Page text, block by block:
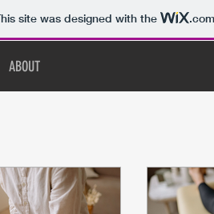
site was designed with the .com
ABOUT